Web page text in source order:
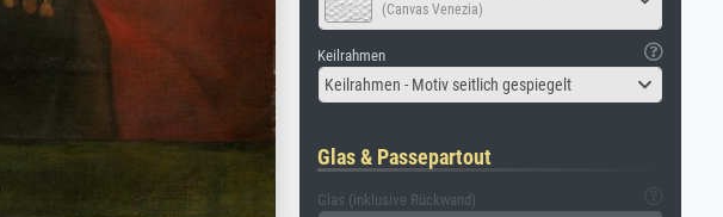
(Canvas Venezia)
Keilrahmen
Keilrahmen - Motiv seitlich gespiegelt
Glas & Passepartout
Glas (inklusive Rückwand)